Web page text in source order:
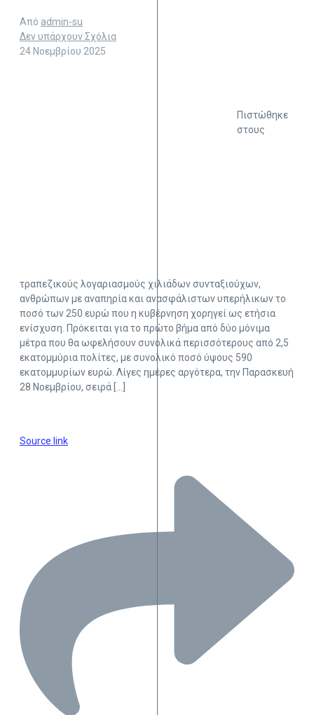
Από admin-su
Δεν υπάρχουν Σχόλια
24 Νοεμβρίου 2025
Πιστώθηκε
στους
τραπεζικούς λογαριασμούς χιλιάδων συνταξιούχων,
ανθρώπων με αναπηρία και ανασφάλιστων υπερήλικων το
ποσό των 250 ευρώ που η κυβέρνηση χορηγεί ως ετήσια
ενίσχυση. Πρόκειται για το πρώτο βήμα από δύο μόνιμα
μέτρα που θα ωφελήσουν συνολικά περισσότερους από 2,5
εκατομμύρια πολίτες, με συνολικό ποσό ύψους 590
εκατομμυρίων ευρώ. Λίγες ημέρες αργότερα, την Παρασκευή
28 Νοεμβρίου, σειρά […]
Source link